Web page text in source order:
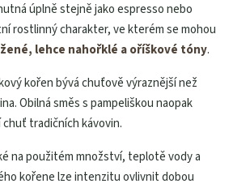
úplně stejně jako espresso nebo
rostlinný charakter, ve kterém se mohou
lehce nahořklé a oříškové tóny.
kořen bývá chuťově výraznější než
Obilná směs s pampeliškou naopak
chuť tradičních kávovin.
na použitém množství, teplotě vody a
kořene lze intenzitu ovlivnit dobou